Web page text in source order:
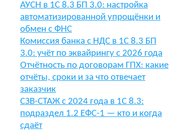
АУСН в 1С 8.3 БП 3.0: настройка
автоматизированной упрощёнки и
обмен с ФНС
Комиссия банка с НДС в 1С 8.3 БП
3.0: учёт по эквайрингу с 2026 года
Отчётность по договорам ГПХ: какие
отчёты, сроки и за что отвечает
заказчик
СЗВ-СТАЖ с 2024 года в 1С 8.3:
подраздел 1.2 ЕФС-1 — кто и когда
сдаёт